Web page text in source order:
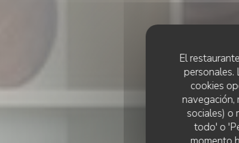
El
personales.
cookies
navegación,
sociales) o
todo' o